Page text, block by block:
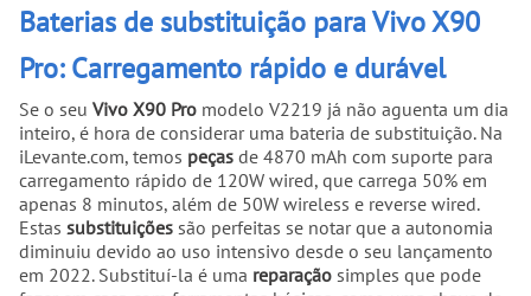
Baterias de substituição para Vivo X90
Pro: Carregamento rápido e durável
Se o seu Vivo X90 Pro modelo V2219 já não aguenta um dia
inteiro, é hora de considerar uma bateria de substituição. Na
iLevante.com, temos peças de 4870 mAh com suporte para
carregamento rápido de 120W wired, que carrega 50% em
apenas 8 minutos, além de 50W wireless e reverse wired.
Estas substituições são perfeitas se notar que a autonomia
diminuiu devido ao uso intensivo desde o seu lançamento
em 2022. Substituí-la é uma reparação simples que pode